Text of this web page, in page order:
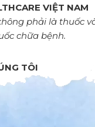
VIỆT NAM
phải là thuốc
chữa bệnh.
TÔI